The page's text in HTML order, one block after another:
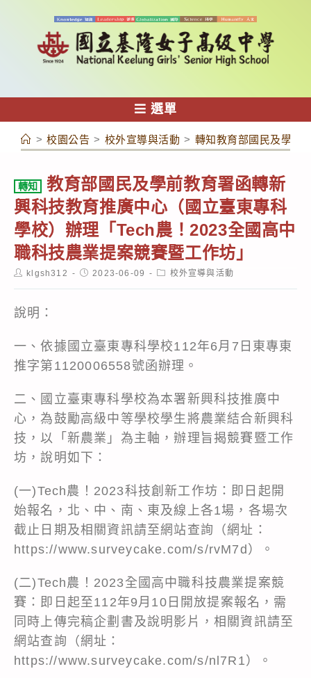
容
選單
> 校園公告 > 校外宣導與活動 > 轉知教育部國民及學前
轉知
教育部國民及學前教育署函轉新
興科技教育推廣中心（國立臺東專科
學校）辦理「Tech農！2023全國高中
職科技農業提案競賽暨工作坊」
Postklgsh312
Post2023-06-09
Post校外宣導與活動
說明：
一、依據國立臺東專科學校112年6月7日東專東
推字第1120006558號函辦理。
二、國立臺東專科學校為本署新興科技推廣中
心，為鼓勵高級中等學校學生將農業結合新興科
技，以「新農業」為主軸，辦理旨揭競賽暨工作
坊，說明如下：
(一)Tech農！2023科技創新工作坊：即日起開
始報名，北、中、南、東及線上各1場，各場次
截止日期及相關資訊請至網站查詢（網址：
https://www.surveycake.com/s/rvM7d）。
(二)Tech農！2023全國高中職科技農業提案競
賽：即日起至112年9月10日開放提案報名，需
同時上傳完稿企劃書及說明影片，相關資訊請至
網站查詢（網址：
https://www.surveycake.com/s/nl7R1）。